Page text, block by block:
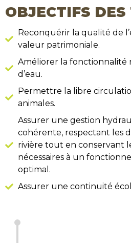
OBJECTIFS
Reconquérir la qualité de
valeur patrimoniale.
Améliorer la fonctionnalité
d’eau.
Permettre la libre
animales.
Assurer une gestion
cohérente, respectant les
rivière tout en conservant
nécessaires à un
optimal.
Assurer une continuité